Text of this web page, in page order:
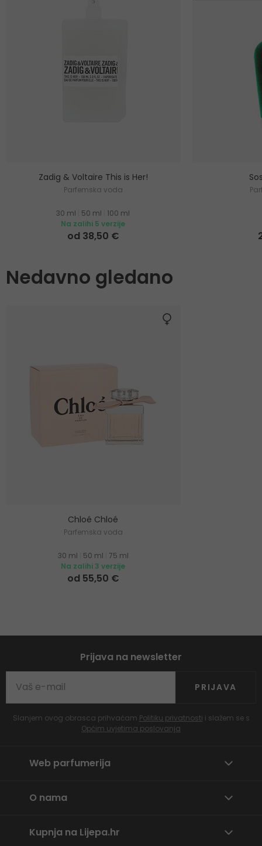
Zadig & Voltaire This is Her!
Parfemska voda
30 ml 50 ml
100 ml
Na zalihi 5 verzije
od 38,50 €
Nedavno gledano
Chloé Chloé
Parfemska voda
30 ml 50 ml 75 ml
Na zalihi 3 verzije
od 55,50 €
Prijava na newsletter
PRIJAVA
Slanjem ovog obrasca prihvaćam Politiku privatnosti i slažem se s
Općim uvjetima poslovanja
Web parfumerija
O nama
Kupnja na Lijepa.hr